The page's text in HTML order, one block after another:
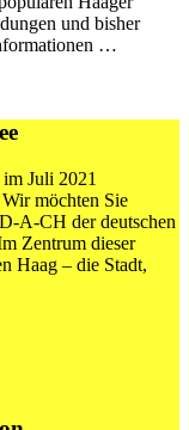
und bisher
…
Juli 2021
Wir möchten Sie
A-CH der deutschen
Zentrum dieser
Haag – die Stadt,